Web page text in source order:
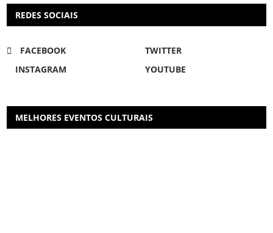
REDES SOCIAIS
FACEBOOK
TWITTER
INSTAGRAM
YOUTUBE
MELHORES EVENTOS CULTURAIS